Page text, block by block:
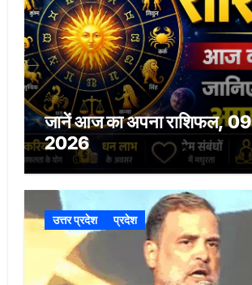
जानें आज का अपना राशिफल,
2026
उत्तर प्रदेश प्रदेश